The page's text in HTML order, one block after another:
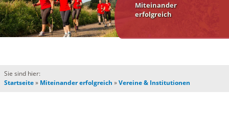
Miteinander
erfolgreich
Sie sind hier:
Startseite» Miteinander erfolgreich »Vereine & Institutionen